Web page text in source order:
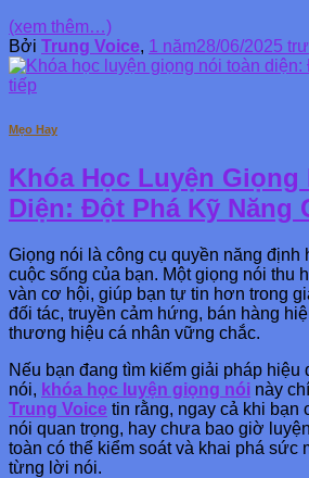
(xem thêm…)
Bởi Trung Voice, 1 năm28/06/2025
Mẹo Hay
Khóa Học Luyện Giọng
Diện: Đột Phá Kỹ Năng
Giọng nói là công cụ quyền năng định
cuộc sống của bạn. Một giọng nói thu
vàn cơ hội, giúp bạn tự tin hơn trong
đối tác, truyền cảm hứng, bán hàng
thương hiệu cá nhân vững chắc.
Nếu bạn đang tìm kiếm giải pháp hiệu
nói, khóa học luyện giọng nói này
Trung Voice tin rằng, ngay cả khi bạn
nói quan trọng, hay chưa bao giờ
toàn có thể kiểm soát và khai phá sức
từng lời nói.